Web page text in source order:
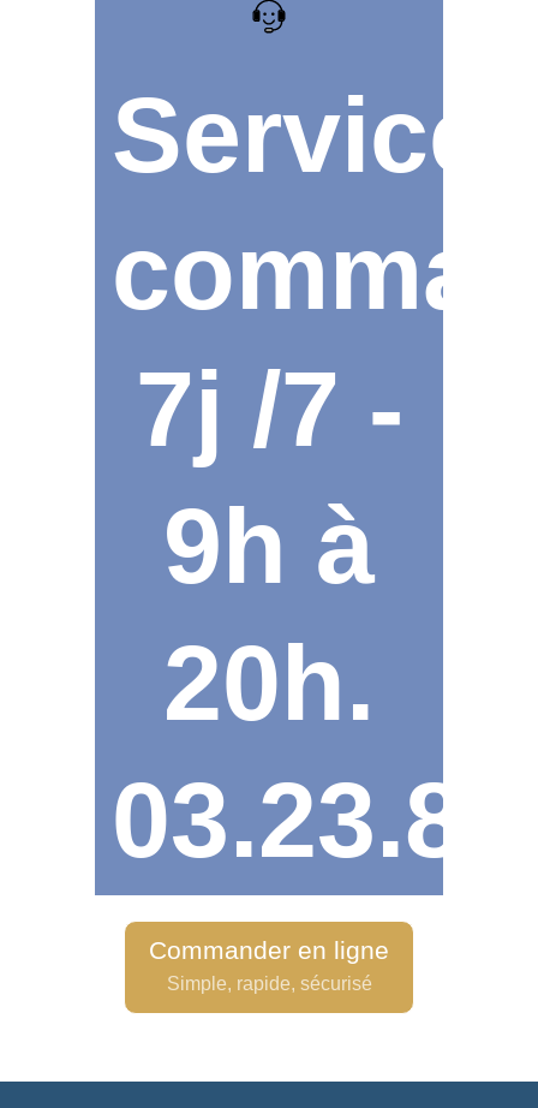
Service
7j /7 -
9h à
20h.
Commander en ligne
Simple, rapide, sécurisé